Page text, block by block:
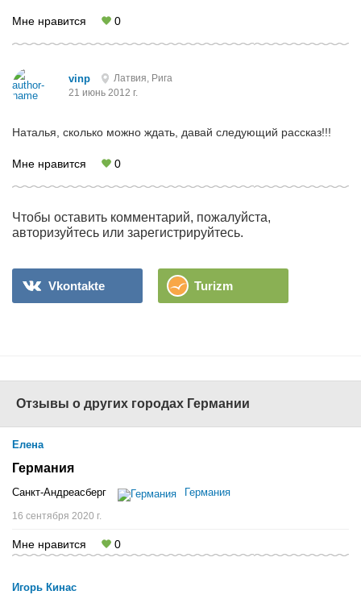
Мне нравится 0
vinp
Латвия, Рига
21 июнь 2012 г.
Наталья, сколько можно ждать, давай следующий рассказ!!!
Мне нравится 0
Чтобы оставить комментарий, пожалуйста,
авторизуйтесь или зарегистрируйтесь.
Vkontakte Turizm
Отзывы о других городах Германии
Елена
Германия
Санкт-Андреасберг Германия
16 сентября 2020 г.
Мне нравится 0
Игорь Кинас